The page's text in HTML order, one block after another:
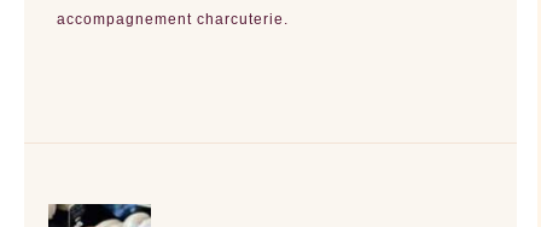
accompagnement charcuterie.
CHOIX